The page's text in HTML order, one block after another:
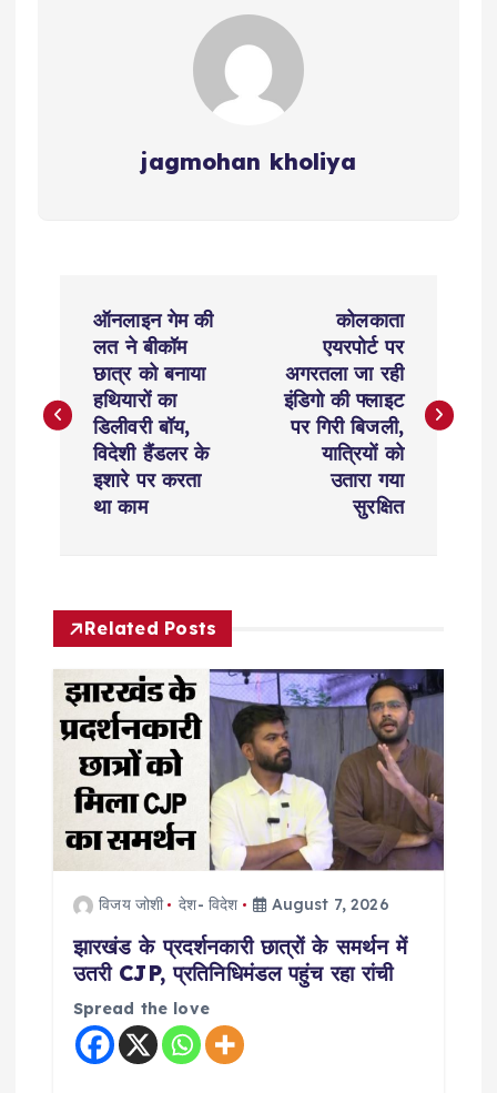
jagmohan kholiya
s
v
g
ऑनलाइन गेम की
लत ने बीकॉम
छात्र को बनाया
हथियारों का
डिलीवरी बॉय,
विदेशी हैंडलर के
इशारे पर करता
था काम
कोलकाता
एयरपोर्ट पर
अगरतला जा रही
इंडिगो की फ्लाइट
पर गिरी बिजली,
यात्रियों को
उतारा गया
सुरक्षित
Related Posts
विजय जोशी देश- विदेश August 7, 2026
झारखंड के प्रदर्शनकारी छात्रों के समर्थन में
उतरी CJP, प्रतिनिधिमंडल पहुंच रहा रांची
Spread the love